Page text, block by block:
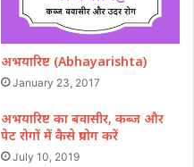
अभयारिष्ट (Abhayarishta)
January 23, 2017
अभयारिष्ट का बवासीर, कब्ज और
पेट रोगों में कैसे प्रयोग करें
July 10, 2019